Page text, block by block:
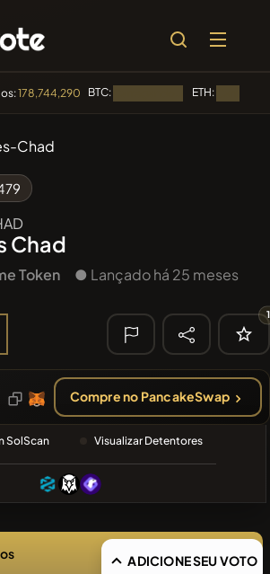
178,744,290 BTC: ETH:
Algorithmic Trading
#1
PESQUISA
RECENTE
moedas
recentes
Chad
Chad
Token ● Lançado há 25 meses
1
Compre no PancakeSwap
SolScan Visualizar Detentores
ADICIONE SEU VOTO